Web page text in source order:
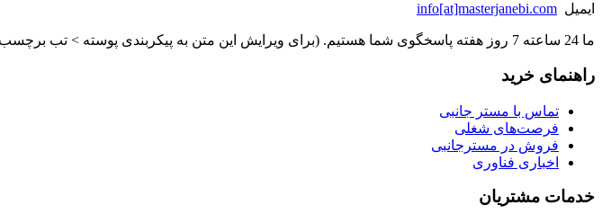
ایمیل info[at]masterjanebi.com
ما 24 ساعته 7 روز هفته پاسخگوی شما هستیم. (برای ویرایش این متن به پیکربندی پوسته > تب برچسب‌ها مراجعه نمایید.)
راهنمای خرید
تماس با مستر جانبی
فرصت‌های شغلی
فروش در مسترجانبی
اخباری فناوری
خدمات مشتریان